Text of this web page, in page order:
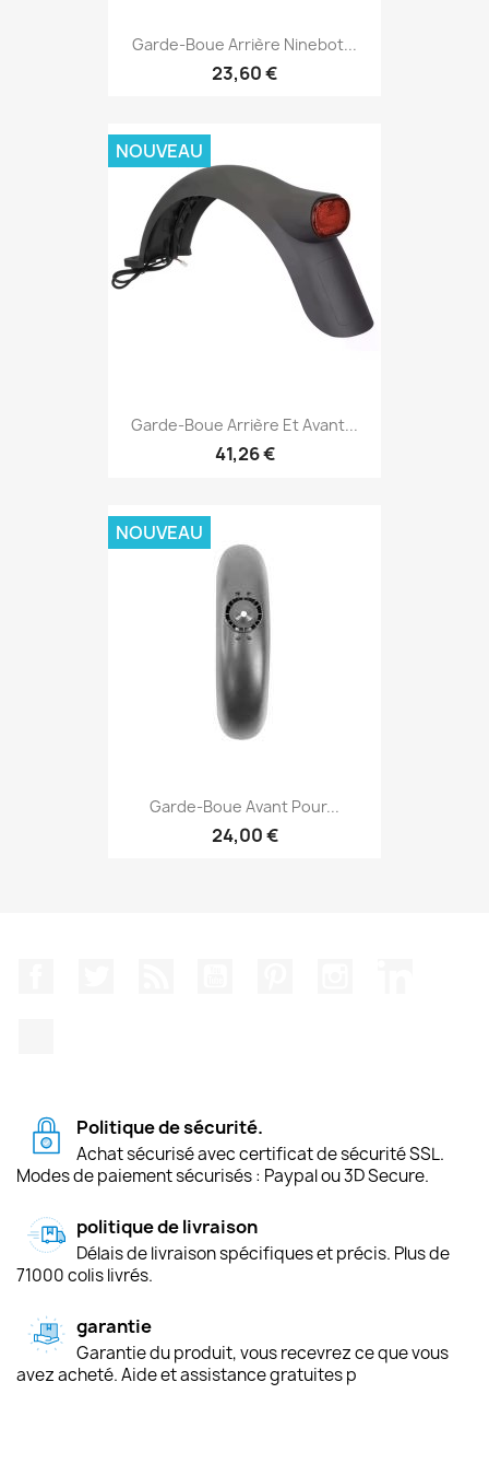
Garde-Boue Arrière Ninebot...
23,60 €
Garde-Boue Arrière Et Avant...
41,26 €
NOUVEAU
Garde-Boue Avant Pour...
24,00 €
NOUVEAU
Politique de sécurité.
Achat sécurisé avec certificat de sécurité SSL.
Modes de paiement sécurisés : Paypal ou 3D Secure.
politique de livraison
Délais de livraison spécifiques et précis. Plus de
71000 colis livrés.
garantie
Garantie du produit, vous recevrez ce que vous
avez acheté. Aide et assistance gratuites p